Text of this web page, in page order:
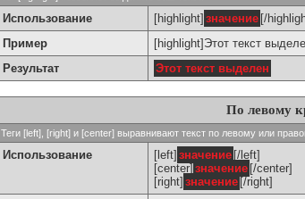
Использование [highlight] значение [/
Пример
[highlight]Этот текст
Результат
Этот текст выделен
По левому
Теги [left], [right] и [center] выравнивают текст по левому или
Использование [left] значение [/left]
[center] значение [/center]
[right] значение [/right]